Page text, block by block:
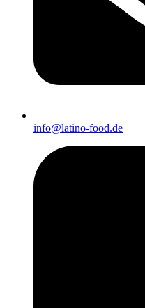
info@latino-food.de